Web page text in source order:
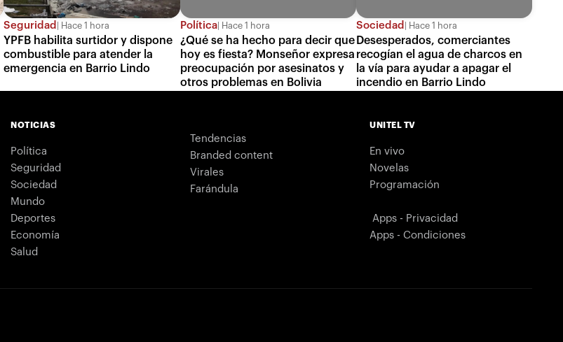
Seguridad Hace 1 hora
YPFB habilita surtidor y dispone
combustible para atender la
emergencia en Barrio Lindo
Política Hace 1 hora
¿Qué se ha hecho para decir que
hoy es fiesta? Monseñor expresa
preocupación por asesinatos y
otros problemas en Bolivia
Sociedad Hace 1 hora
Desesperados, comerciantes
recogían el agua de charcos en
la vía para ayudar a apagar el
incendio en Barrio Lindo
NOTICIAS
Política
Seguridad
Sociedad
Mundo
Deportes
Economía
Salud
Tendencias
Branded content
Virales
Farándula
UNITEL TV
En vivo
Novelas
Programación
Apps - Privacidad
Apps - Condiciones